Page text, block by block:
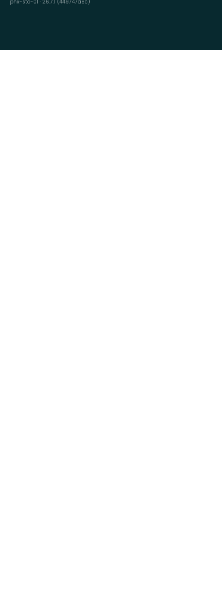
phx-sto-01 · 26.7.1 (449747a8c)